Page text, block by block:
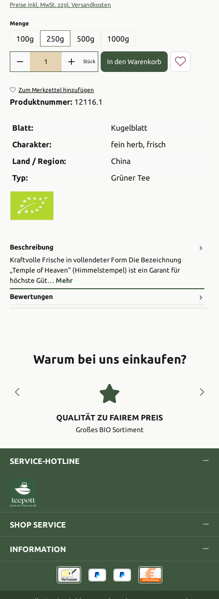
Preise inkl. MwSt. zzgl. Versandkosten
Mengeauswählen
100g 250g 500g 1000g
Produkt Anzahl: Gib den gewünschten Wert ein oder benutze die
Stück In den Warenkorb
Zum Merkzettel hinzufügen
Produktnummer: 12116.1
Blatt:
Kugelblatt
Charakter:
fein herb, frisch
Land / Region:
China
Typ:
Grüner Tee
Beschreibung
Kraftvolle Frische in vollendeter Form Die Bezeichnung
„Temple of Heaven“ (Himmelstempel) ist ein Garant für
höchste Güt… Mehr
Bewertungen
Warum bei uns einkaufen?
QUALITÄT ZU FAIREM PREIS
Großes BIO Sortiment
SERVICE-HOTLINE
SHOP SERVICE
INFORMATION